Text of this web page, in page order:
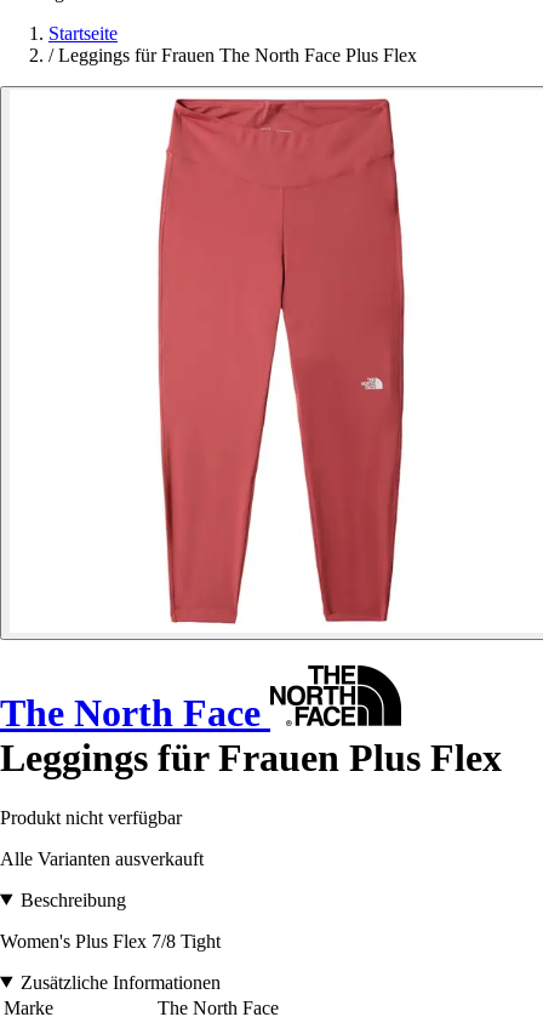
Startseite
/ Leggings für Frauen The North Face Plus Flex
The North Face
Leggings für Frauen Plus Flex
Produkt nicht verfügbar
Alle Varianten ausverkauft
Beschreibung
Women's Plus Flex 7/8 Tight
Zusätzliche Informationen
Marke
The North Face